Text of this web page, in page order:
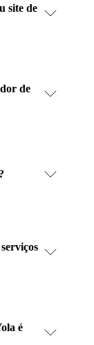
site de
de
é